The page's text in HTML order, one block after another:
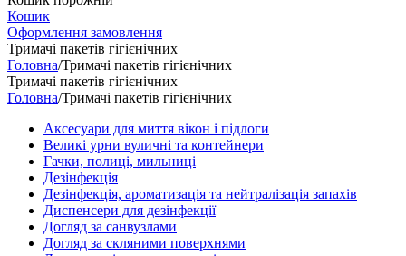
Кошик
Оформлення замовлення
Тримачі пакетів гігієнічних
Головна/Тримачі пакетів гігієнічних
Тримачі пакетів гігієнічних
Головна/Тримачі пакетів гігієнічних
Аксесуари для миття вікон і підлоги
Великі урни вуличні та контейнери
Гачки, полиці, мильниці
Дезінфекція
Дезінфекція, ароматизація та нейтралізація запахів
Диспенсери для дезінфекції
Догляд за санвузлами
Догляд за скляними поверхнями